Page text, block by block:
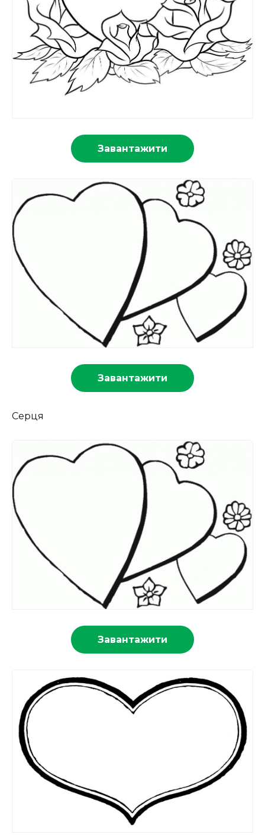
Завантажити
Завантажити
Серця
Завантажити